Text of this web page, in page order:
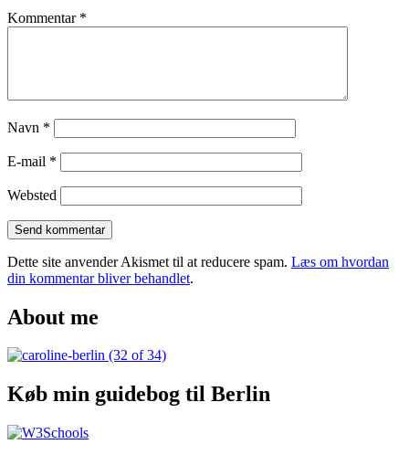
Kommentar *
Navn *
E-mail *
Websted
Dette site anvender Akismet til at reducere spam. Læs om hvordan
din kommentar bliver behandlet.
About me
Køb min guidebog til Berlin